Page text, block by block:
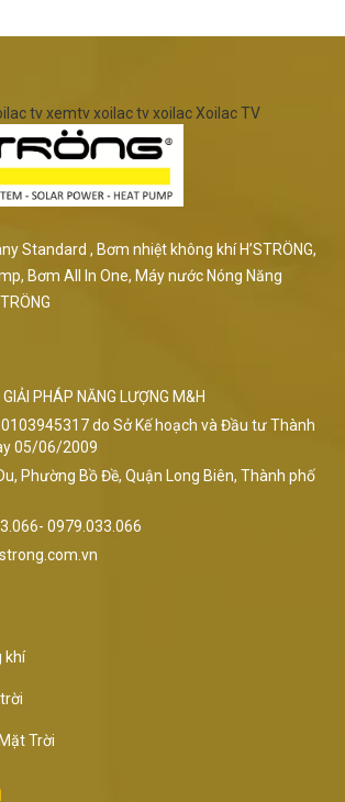
tvxemtvxoilac tvxoilacXoilac TV
Standard , Bơm nhiệt không khí H’STRÖNG,
Bơm All In One, Máy nước Nóng Năng
PHÁP NĂNG LƯỢNG M&H
do Sở Kế hoạch và Đầu tư Thành
05/06/2009
Phường Bồ Đề, Quận Long Biên, Thành phố
0979.033.066
khí
Trời